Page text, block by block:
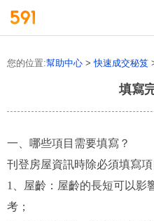
您的位置:幫助中心 >快速成交秘笈
填寫
一、哪些項目需要填寫？
刊登房屋資訊時除必須填寫
1、屋齡：屋齡的長短可以影
考；